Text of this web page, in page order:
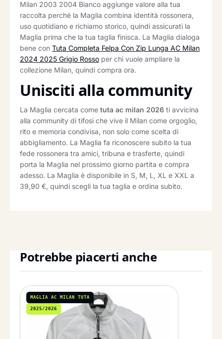
Milan 2003 2004 Bianco aggiunge valore alla tua
raccolta perché la Maglia combina identità rossonera,
uso quotidiano e richiamo storico, quindi assicurati la
Maglia prima che la tua taglia finisca. La Maglia dialoga
bene con Tuta Completa Felpa Con Zip Lunga AC Milan
2024 2025 Grigio Rosso per chi vuole ampliare la
collezione Milan, quindi compra ora.
Unisciti alla community
La Maglia cercata come tuta ac milan 2026 ti avvicina
alla community di tifosi che vive il Milan come orgoglio,
rito e memoria condivisa, non solo come scelta di
abbigliamento. La Maglia fa riconoscere subito la tua
fede rossonera tra amici, tribuna e trasferte, quindi
porta la Maglia nel prossimo giorno partita e compra
adesso. La Maglia è disponibile in S, M, L, XL e XXL a
39,90 €, quindi scegli la tua taglia e ordina subito.
Potrebbe piacerti anche
MAGLIA AC MILAN TUTA
2025/2026